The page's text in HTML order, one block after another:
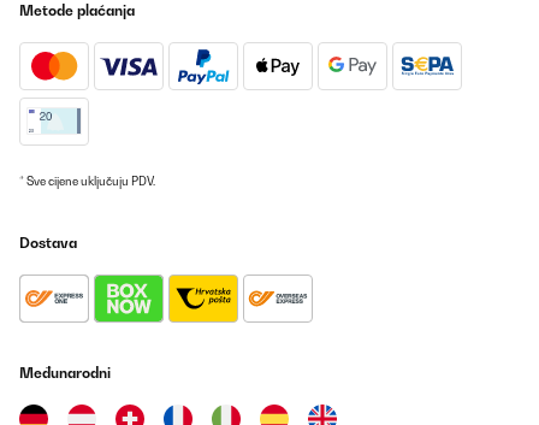
Metode plaćanja
* Sve cijene uključuju PDV.
Dostava
Međunarodni